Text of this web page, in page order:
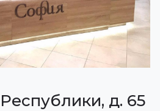
д. 65